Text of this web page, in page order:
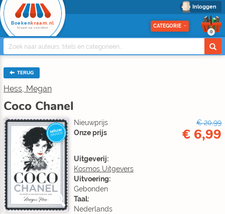
Inloggen
Boeken kraam.nl
Stapel op voordeel CATEGORIE
0
TERUG
Hess, Megan
Coco Chanel
NIEUW
BINNEN
Nieuwprijs
€ 20,99
Onze prijs
€ 6,99
Uitgeverij:
Kosmos Uitgevers
Uitvoering:
Gebonden
Taal:
Nederlands